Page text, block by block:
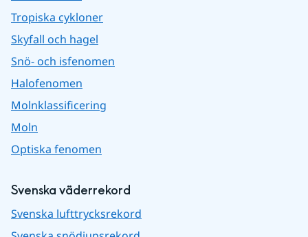
Tropiska cykloner
Skyfall och hagel
Snö- och isfenomen
Halofenomen
Molnklassificering
Moln
Optiska fenomen
Svenska väderrekord
Svenska lufttrycksrekord